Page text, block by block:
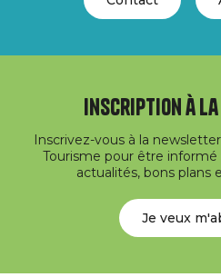
Inscription à
Inscrivez-vous à la
Tourisme pour être
actualités, bons plans
Je veux